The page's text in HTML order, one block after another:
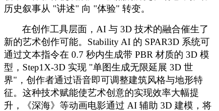
历史叙事从 "讲述" 向 "体验" 转变。
在创作工具层面， AI 与 3D 技术的融合催生了
新的艺术创作可能。Stability AI 的 SPAR3D 系统可
通过文本指令在 0.7 秒内生成带 PBR 材质的 3D 模
型，Step1X-3D 实现 "单图生成无限延展 3D 世
界"，创作者通过语音即可调整建筑风格与地形特
征。这种技术赋能使艺术创意的实现效率大幅提
升，《深海》等动画电影通过 AI 辅助 3D 建模，将